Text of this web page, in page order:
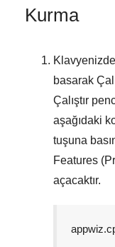
Kurma
basarak
Çalıştır
aşağıdaki
tuşuna
Features
açacaktır.